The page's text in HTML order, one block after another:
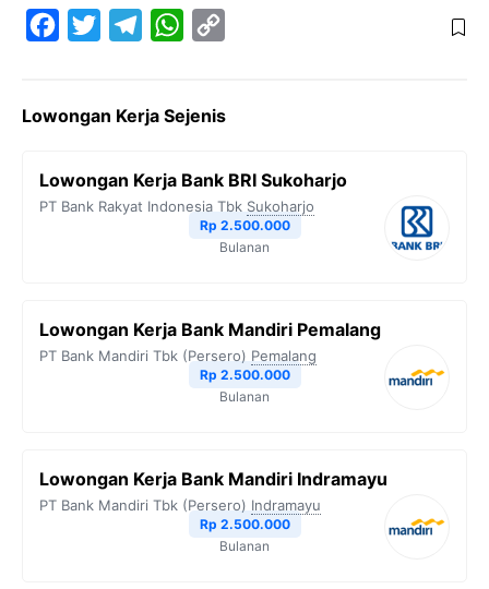
e
o
t
e
e
r
W
t
A
y
n
k
Lowongan Kerja Sejenis
Lowongan Kerja Bank BRI Sukoharjo
PT Bank Rakyat Indonesia Tbk Sukoharjo
Rp 2.500.000
Bulanan
Lowongan Kerja Bank Mandiri Pemalang
PT Bank Mandiri Tbk (Persero) Pemalang
Rp 2.500.000
Bulanan
Lowongan Kerja Bank Mandiri Indramayu
PT Bank Mandiri Tbk (Persero) Indramayu
Rp 2.500.000
Bulanan